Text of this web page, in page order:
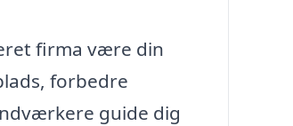
firma være din
forbedre
guide dig